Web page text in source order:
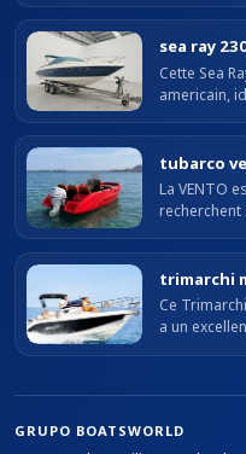
navigation
sea ray
Cette Sea
americain,
par son
tubarco
La VENTO
densite,
trimarchi
Ce
a un
GRUPO BOATSWORLD